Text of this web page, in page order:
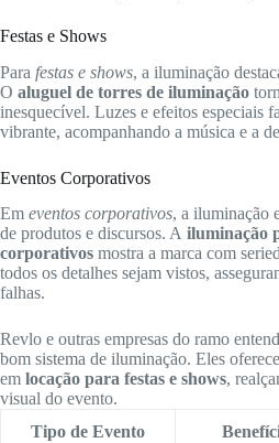
Festas e Shows
Para festas e shows, a iluminação
O aluguel de torres de iluminação
inesquecível. Luzes e efeitos especiais
vibrante, acompanhando a música e a
Eventos Corporativos
Em eventos corporativos, a iluminação
de produtos e discursos. A iluminação
corporativos mostra a marca com
todos os detalhes sejam vistos,
falhas.
Revlo e outras empresas do ramo
bom sistema de iluminação. Eles
em locação para festas e shows,
visual do evento.
Tipo de Evento